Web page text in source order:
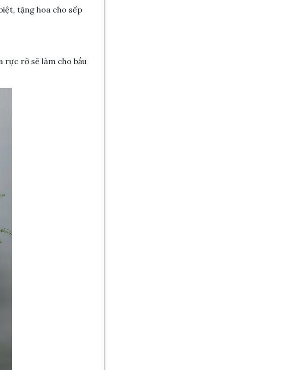
tặng hoa cho sếp
rực rỡ sẽ làm cho bầu